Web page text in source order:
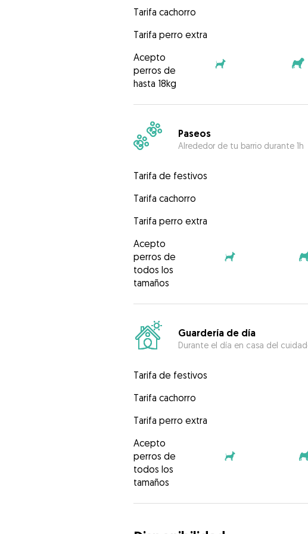
Tarifa cachorro
Tarifa perro extra
Acepto
perros de
hasta 18kg
Paseos
Alrededor de tu barrio durante 1h
Tarifa de festivos
Tarifa cachorro
Tarifa perro extra
Acepto
perros de
todos los
tamaños
Guardería de día
Durante el día en casa del
Tarifa de festivos
Tarifa cachorro
Tarifa perro extra
Acepto
perros de
todos los
tamaños